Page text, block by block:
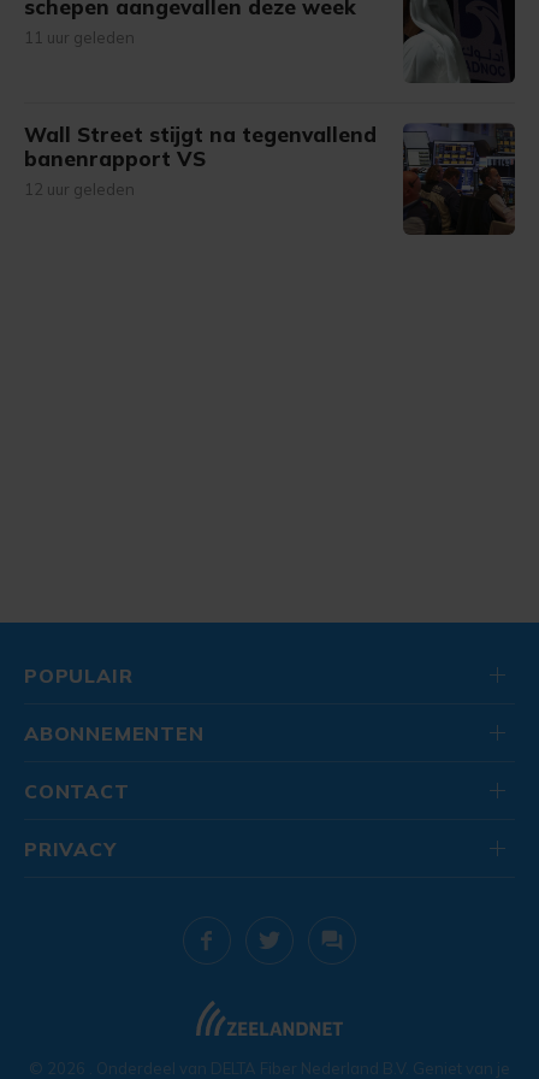
schepen aangevallen deze week
11 uur geleden
Wall Street stijgt na tegenvallend
banenrapport VS
12 uur geleden
POPULAIR
ABONNEMENTEN
CONTACT
© 2026 . Onderdeel van DELTA Fiber Nederland B.V. Geniet van je
PRIVACY